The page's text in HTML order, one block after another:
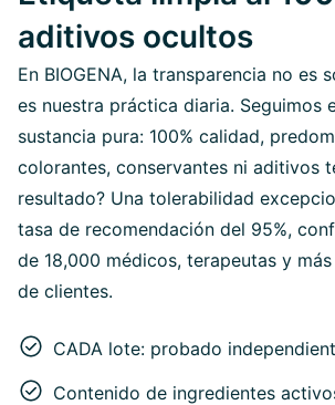
aditivos ocultos
En BIOGENA, la transparencia no es
es nuestra práctica diaria. Seguimos
sustancia pura: 100% calidad,
colorantes, conservantes ni aditivos
resultado? Una tolerabilidad
tasa de recomendación del 95%,
de 18,000 médicos, terapeutas y
de clientes.
CADA lote: probado
Contenido de ingredientes